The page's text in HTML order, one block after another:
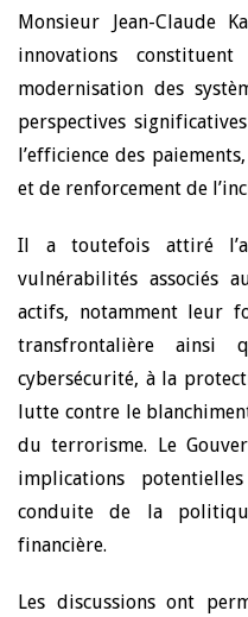
Monsieur Jean-Claude
innovations
modernisation des
perspectives
l’efficience des
et de renforcement de
Il a toutefois attiré
vulnérabilités associés
actifs, notamment leur
transfrontalière
cybersécurité, à la
lutte contre le
du terrorisme. Le
implications
conduite de la
financière.
Les discussions ont